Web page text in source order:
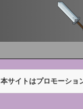
本サイトはプロモーショ